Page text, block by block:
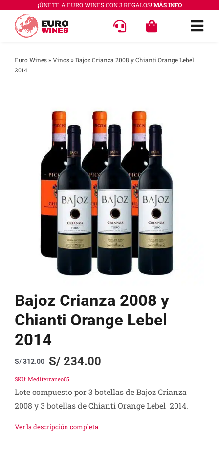
contenido
¡ÚNETE A EURO WINES CON 3 REGALOS! MÁS INFO
Euro Wines» Vinos» Bajoz Crianza 2008 y Chianti Orange Lebel
2014
Bajoz Crianza 2008 y
Chianti Orange Lebel
2014
S/312.00
Original
price
was:
S/ 312.00.
S/234.00
Current
price
is:
S/ 234.00.
SKU: Mediterraneo05
Lote compuesto por 3 botellas de Bajoz Crianza
2008 y 3 botellas de Chianti Orange Lebel 2014.
Ver la descripción completa